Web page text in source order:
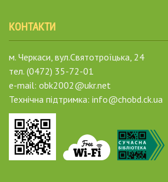
КОНТАКТИ
м. Черкаси, вул.Святотроїцька, 24
тел. (0472) 35-72-01
e-mail: obk2002@ukr.net
Технічна підтримка: info@chobd.ck.ua